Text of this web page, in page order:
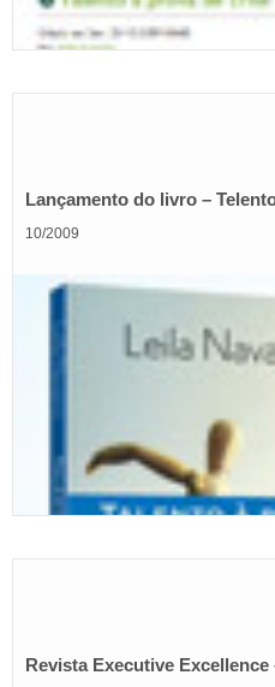
Lançamento do livro –
10/2009
Revista Executive Excellence